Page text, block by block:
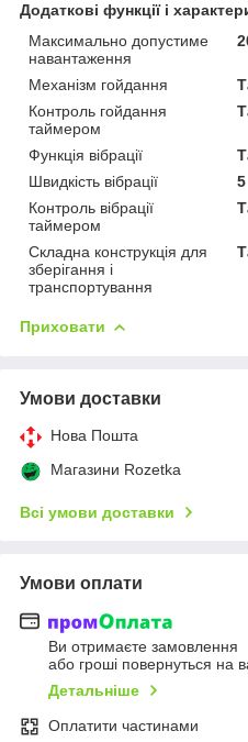
Додаткові функції і
Максимально допустиме
навантаження
Механізм гойдання
Контроль гойдання
таймером
Функція вібрації
Швидкість вібрації
5
Контроль вібрації
таймером
Складна конструкція для
зберігання і
транспортування
Приховати
Умови доставки
Нова Пошта
Магазини Rozetka
Всі умови доставки
Умови оплати
Ви отримаєте замовлення
або гроші повернуться на
Детальніше
Оплатити частинами